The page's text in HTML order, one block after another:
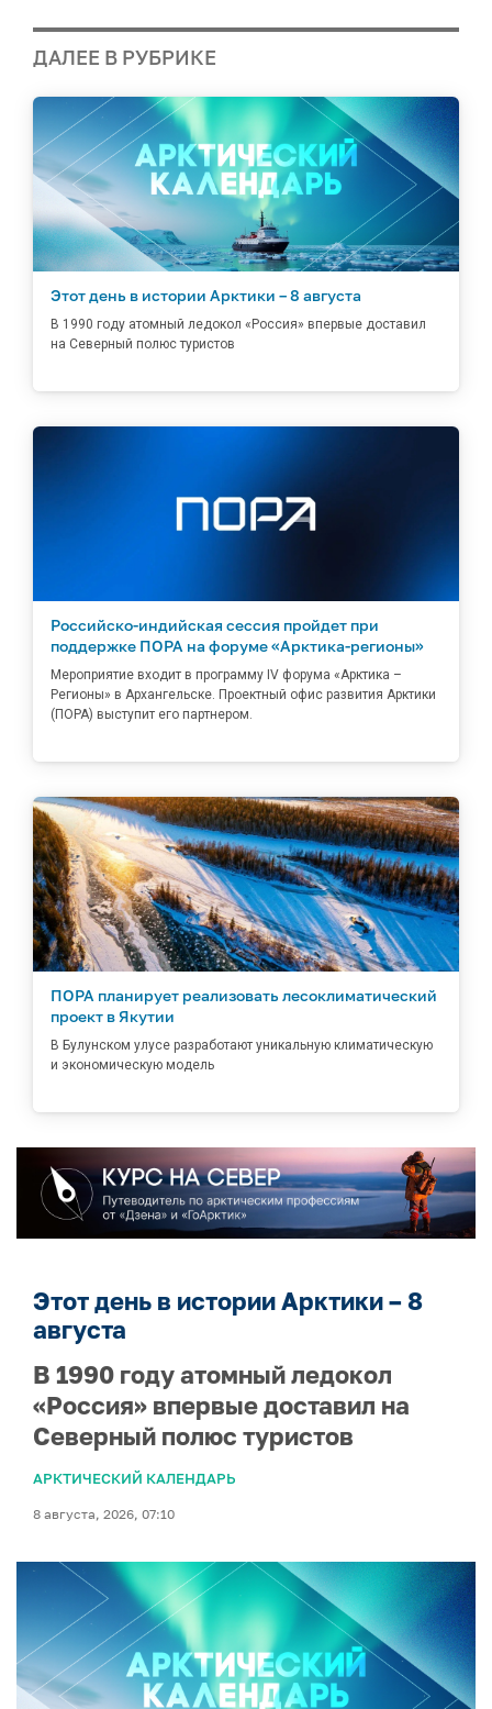
ДАЛЕЕ В РУБРИКЕ
Этот день в истории Арктики – 8 августа
В 1990 году атомный ледокол «Россия» впервые доставил
на Северный полюс туристов
Российско-индийская сессия пройдет при
поддержке ПОРА на форуме «Арктика-регионы»
Мероприятие входит в программу IV форума «Арктика –
Регионы» в Архангельске. Проектный офис развития Арктики
(ПОРА) выступит его партнером.
ПОРА планирует реализовать лесоклиматический
проект в Якутии
В Булунском улусе разработают уникальную климатическую
и экономическую модель
Этот день в истории Арктики – 8
августа
В 1990 году атомный ледокол
«Россия» впервые доставил на
Северный полюс туристов
АРКТИЧЕСКИЙ КАЛЕНДАРЬ
8 августа, 2026, 07:10